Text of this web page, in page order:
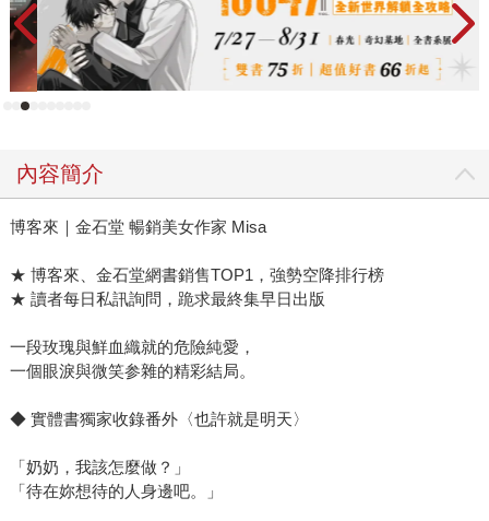
內容簡介
博客來｜金石堂 暢銷美女作家 Misa
★ 博客來、金石堂網書銷售TOP1，強勢空降排行榜
★ 讀者每日私訊詢問，跪求最終集早日出版
一段玫瑰與鮮血織就的危險純愛，
一個眼淚與微笑参雜的精彩結局。
◆ 實體書獨家收錄番外〈也許就是明天〉
「奶奶，我該怎麼做？」
「待在妳想待的人身邊吧。」